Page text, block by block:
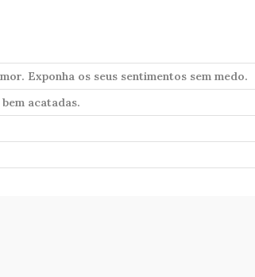
Exponha os seus sentimentos sem medo.
acatadas.